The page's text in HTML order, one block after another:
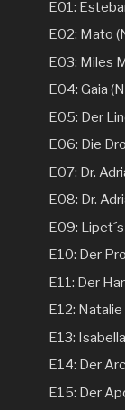
E01:
E02: Mato
E03: Miles
E04: Gaia
E05: Der
E06: Die
E07: Dr.
E08: Dr.
E09:
E10: Der
E11: Der
E12:
E13:
E14: Der
E15: Der